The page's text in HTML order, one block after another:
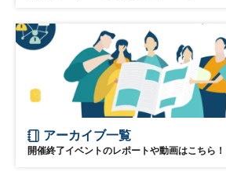
アーカイブ一覧
開催終了イベントのレポートや動画はこちら！